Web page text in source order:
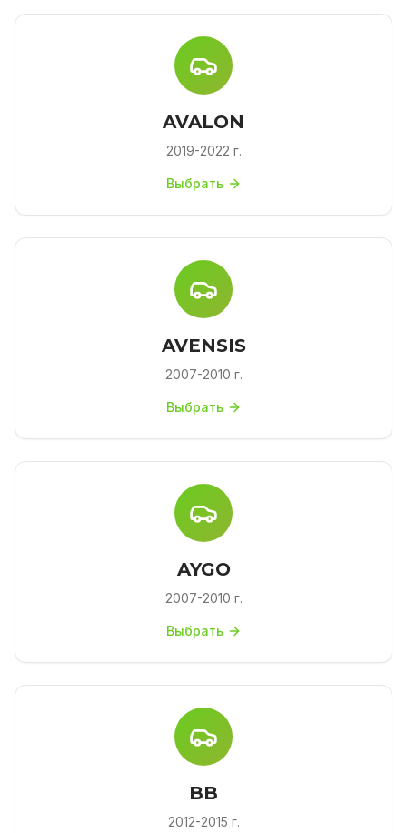
AVALON
2019-2022 г.
Выбрать
AVENSIS
2007-2010 г.
Выбрать
AYGO
2007-2010 г.
Выбрать
BB
2012-2015 г.